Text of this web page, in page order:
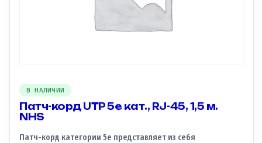
В НАЛИЧИИ
Патч-корд UTP 5e кат., RJ-45, 1,5 м.
NHS
Патч-корд категории 5e представляет из себя